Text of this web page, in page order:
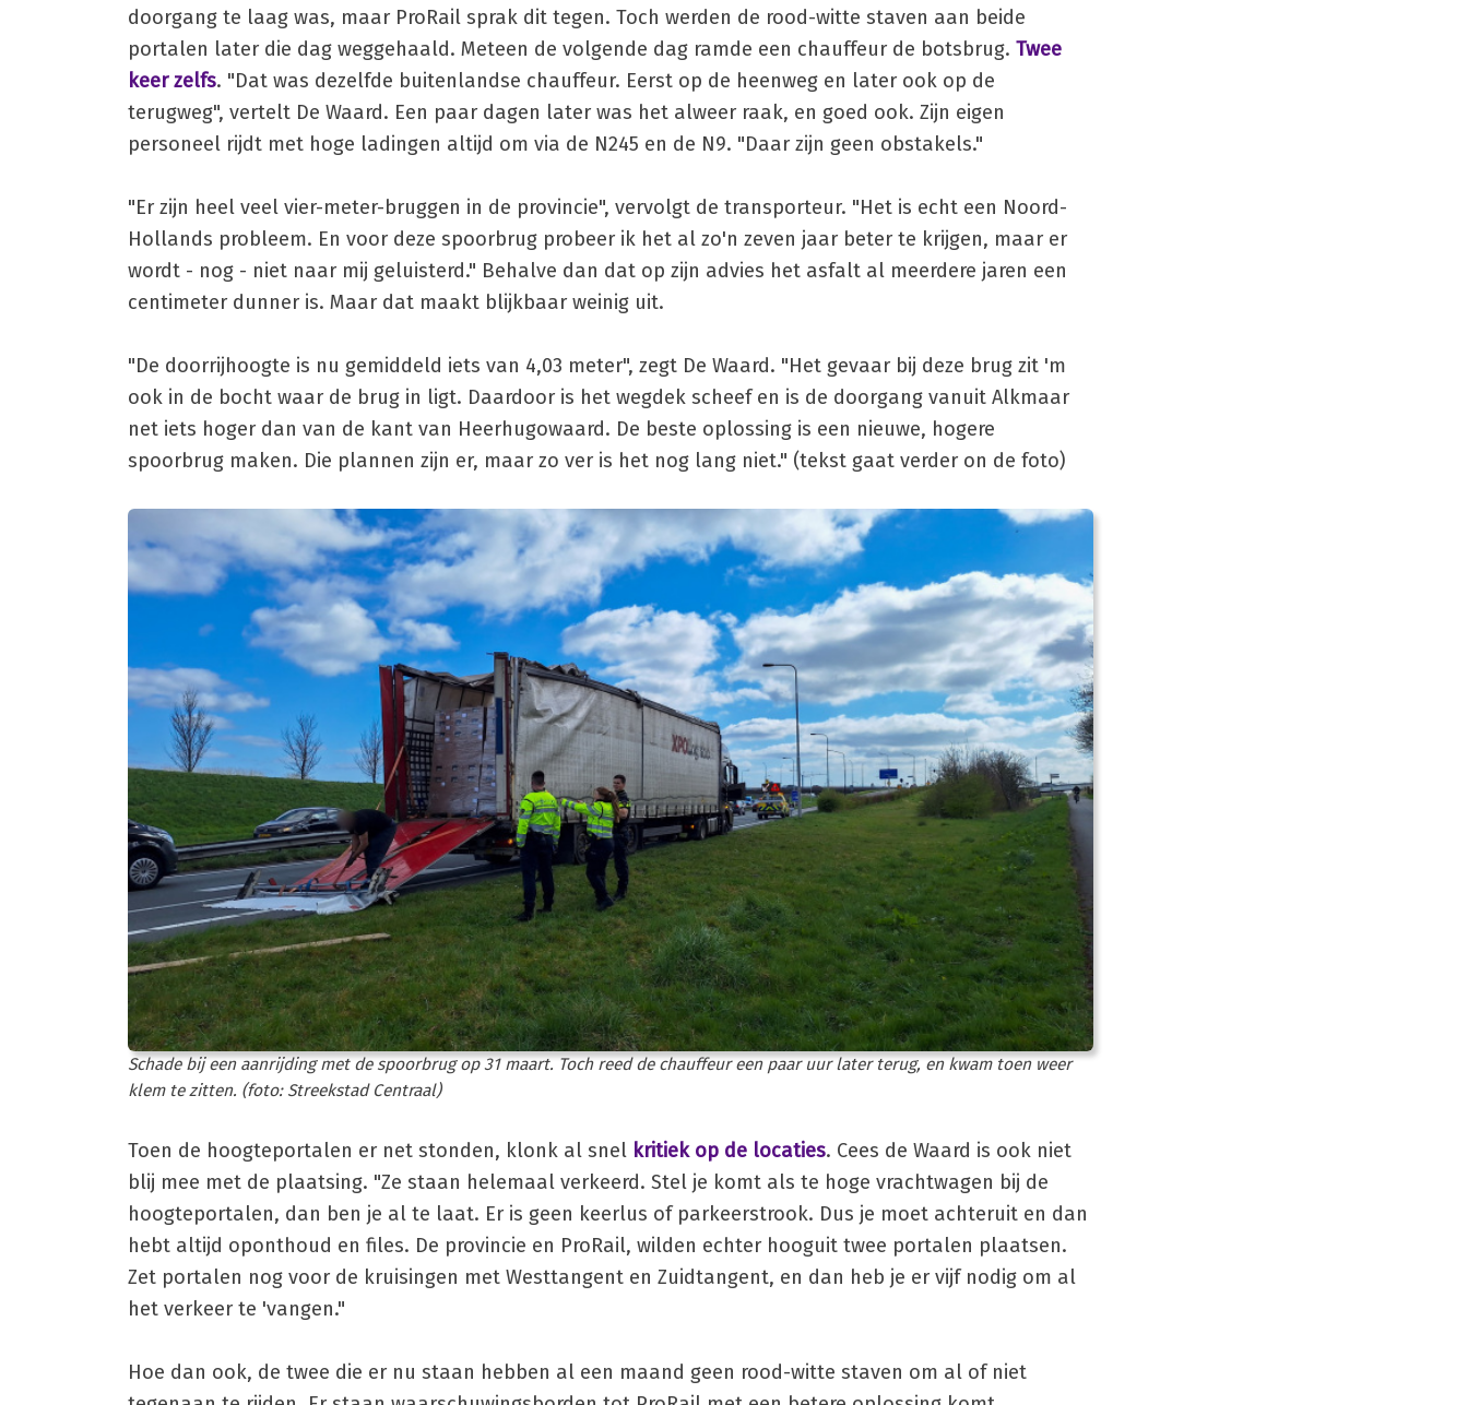
doorgang te laag was, maar ProRail sprak dit tegen. Toch werden de rood-witte staven aan beide
portalen later die dag weggehaald. Meteen de volgende dag ramde een chauffeur de botsbrug. Twee
keer zelfs. "Dat was dezelfde buitenlandse chauffeur. Eerst op de heenweg en later ook op de
terugweg", vertelt De Waard. Een paar dagen later was het alweer raak, en goed ook. Zijn eigen
personeel rijdt met hoge ladingen altijd om via de N245 en de N9. "Daar zijn geen obstakels."
"Er zijn heel veel vier-meter-bruggen in de provincie", vervolgt de transporteur. "Het is echt een Noord-
Hollands probleem. En voor deze spoorbrug probeer ik het al zo'n zeven jaar beter te krijgen, maar er
wordt - nog - niet naar mij geluisterd." Behalve dan dat op zijn advies het asfalt al meerdere jaren een
centimeter dunner is. Maar dat maakt blijkbaar weinig uit.
"De doorrijhoogte is nu gemiddeld iets van 4,03 meter", zegt De Waard. "Het gevaar bij deze brug zit 'm
ook in de bocht waar de brug in ligt. Daardoor is het wegdek scheef en is de doorgang vanuit Alkmaar
net iets hoger dan van de kant van Heerhugowaard. De beste oplossing is een nieuwe, hogere
spoorbrug maken. Die plannen zijn er, maar zo ver is het nog lang niet." (tekst gaat verder on de foto)
Schade bij een aanrijding met de spoorbrug op 31 maart. Toch reed de chauffeur een paar uur later terug, en kwam toen weer
klem te zitten. (foto: Streekstad Centraal)
Toen de hoogteportalen er net stonden, klonk al snel kritiek op de locaties. Cees de Waard is ook niet
blij mee met de plaatsing. "Ze staan helemaal verkeerd. Stel je komt als te hoge vrachtwagen bij de
hoogteportalen, dan ben je al te laat. Er is geen keerlus of parkeerstrook. Dus je moet achteruit en dan
hebt altijd oponthoud en files. De provincie en ProRail, wilden echter hooguit twee portalen plaatsen.
Zet portalen nog voor de kruisingen met Westtangent en Zuidtangent, en dan heb je er vijf nodig om al
het verkeer te 'vangen."
Hoe dan ook, de twee die er nu staan hebben al een maand geen rood-witte staven om al of niet